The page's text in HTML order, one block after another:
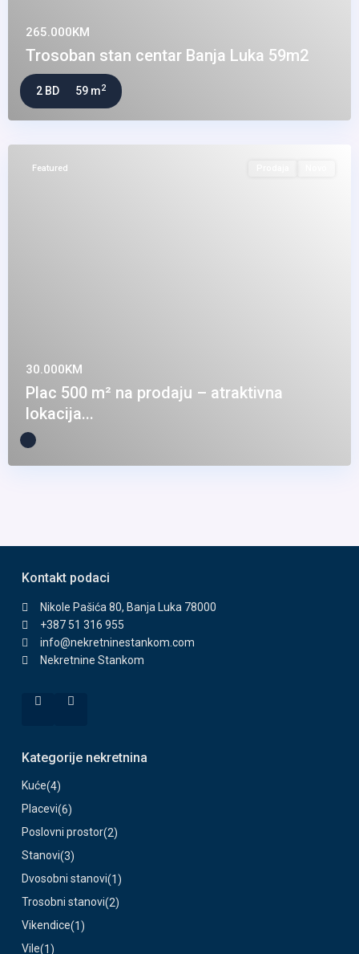
265.000KM
Trosoban stan centar Banja Luka 59m2
2 BD 59 m2
Featured
30.000KM
Plac 500 m² na prodaju – atraktivna
lokacija...
Kontakt podaci
Nikole Pašića 80, Banja Luka 78000
+387 51 316 955
info@nekretninestankom.com
Nekretnine Stankom
Kategorije nekretnina
Kuće(4)
Placevi(6)
Poslovni prostor(2)
Stanovi(3)
Dvosobni stanovi(1)
Trosobni stanovi(2)
Vikendice(1)
Vile(1)